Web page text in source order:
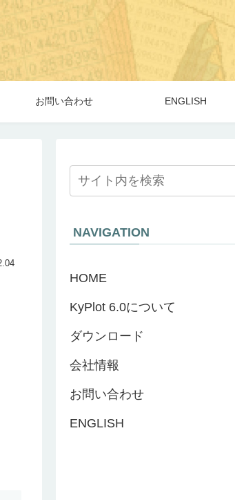
お問い合わせ ENGLISH
NAVIGATION
HOME
KyPlot 6.0について
ダウンロード
会社情報
お問い合わせ
ENGLISH